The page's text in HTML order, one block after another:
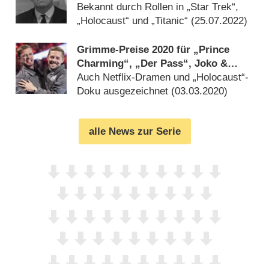
Bekannt durch Rollen in „Star Trek“,
„Holocaust“ und „Titanic“ (25.07.2022)
Grimme-Preise 2020 für „Prince
Charming“, „Der Pass“, Joko &
Klaas
Auch Netflix-Dramen und „Holocaust“-
Doku ausgezeichnet (03.03.2020)
alle News zur Serie